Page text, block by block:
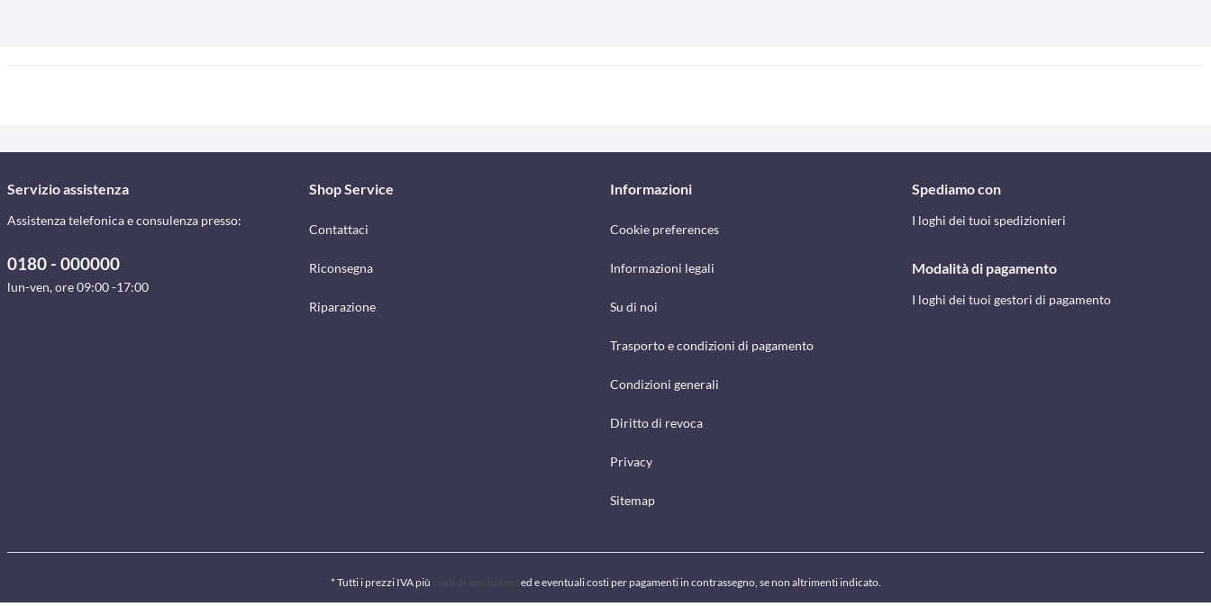
Servizio assistenza
Assistenza telefonica e consulenza presso:
0180 - 000000
lun-ven, ore 09:00 -17:00
Shop Service
Contattaci
Riconsegna
Riparazione
Informazioni
Cookie preferences
Informazioni legali
Su di noi
Trasporto e condizioni di pagamento
Condizioni generali
Diritto di revoca
Privacy
Sitemap
Spediamo con
I loghi dei tuoi spedizionieri
Modalità di pagamento
I loghi dei tuoi gestori di pagamento
* Tutti i prezzi IVA più ed e eventuali costi per pagamenti in contrassegno, se non altrimenti indicato.